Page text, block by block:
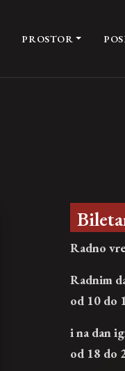
PROSTOR
Radno
Radnim
od 10 do
i na dan
od 18 do